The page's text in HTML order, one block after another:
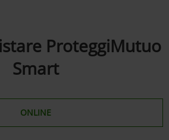
ProteggiMutuo
Smart
ONLINE